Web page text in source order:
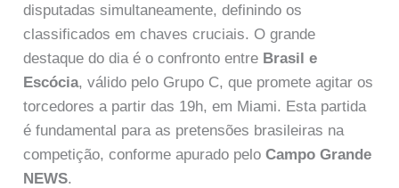
disputadas simultaneamente, definindo os
classificados em chaves cruciais. O grande
destaque do dia é o confronto entre Brasil e
Escócia, válido pelo Grupo C, que promete agitar os
torcedores a partir das 19h, em Miami. Esta partida
é fundamental para as pretensões brasileiras na
competição, conforme apurado peloCampo Grande
NEWS.